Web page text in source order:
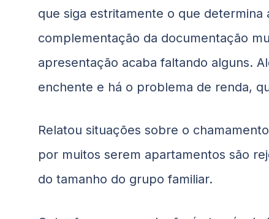
que siga estritamente o que determina
complementação da documentação
apresentação acaba faltando alguns.
enchente e há o problema de renda,
Relatou situações sobre o
por muitos serem apartamentos são
do tamanho do grupo familiar.